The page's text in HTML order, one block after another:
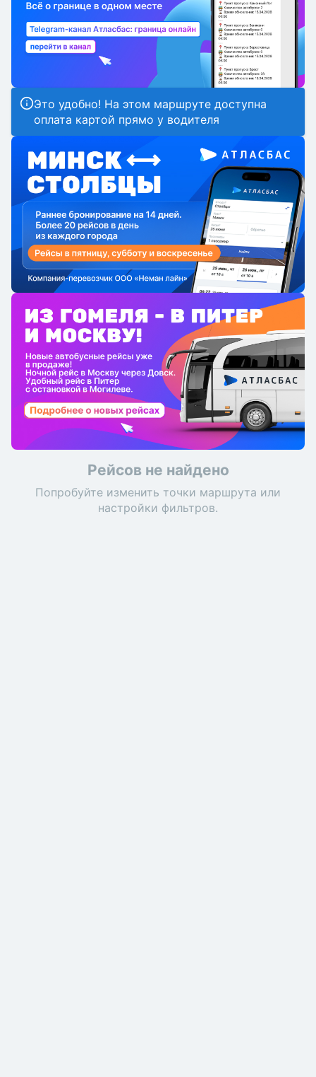
Это удобно! На этом маршруте доступна
оплата картой прямо у водителя
Рейсов не найдено
Попробуйте изменить точки маршрута или
настройки фильтров.